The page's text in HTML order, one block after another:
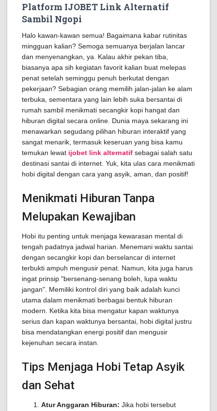
Platform IJOBET Link Alternatif
Sambil Ngopi
Halo kawan-kawan semua! Bagaimana kabar rutinitas
mingguan kalian? Semoga semuanya berjalan lancar
dan menyenangkan, ya. Kalau akhir pekan tiba,
biasanya apa sih kegiatan favorit kalian buat melepas
penat setelah seminggu penuh berkutat dengan
pekerjaan? Sebagian orang memilih jalan-jalan ke alam
terbuka, sementara yang lain lebih suka bersantai di
rumah sambil menikmati secangkir kopi hangat dan
hiburan digital secara online. Dunia maya sekarang ini
menawarkan segudang pilihan hiburan interaktif yang
sangat menarik, termasuk keseruan yang bisa kamu
temukan lewat ijobet link alternatif sebagai salah satu
destinasi santai di internet. Yuk, kita ulas cara menikmati
hobi digital dengan cara yang asyik, aman, dan positif!
Menikmati Hiburan Tanpa
Melupakan Kewajiban
Hobi itu penting untuk menjaga kewarasan mental di
tengah padatnya jadwal harian. Menemani waktu santai
dengan secangkir kopi dan berselancar di internet
terbukti ampuh mengusir penat. Namun, kita juga harus
ingat prinsip "bersenang-senang boleh, lupa waktu
jangan". Memiliki kontrol diri yang baik adalah kunci
utama dalam menikmati berbagai bentuk hiburan
modern. Ketika kita bisa mengatur kapan waktunya
serius dan kapan waktunya bersantai, hobi digital justru
bisa mendatangkan energi positif dan mengusir
kejenuhan secara instan.
Tips Menjaga Hobi Tetap Asyik
dan Sehat
Atur Anggaran Hiburan: Jika hobi tersebut